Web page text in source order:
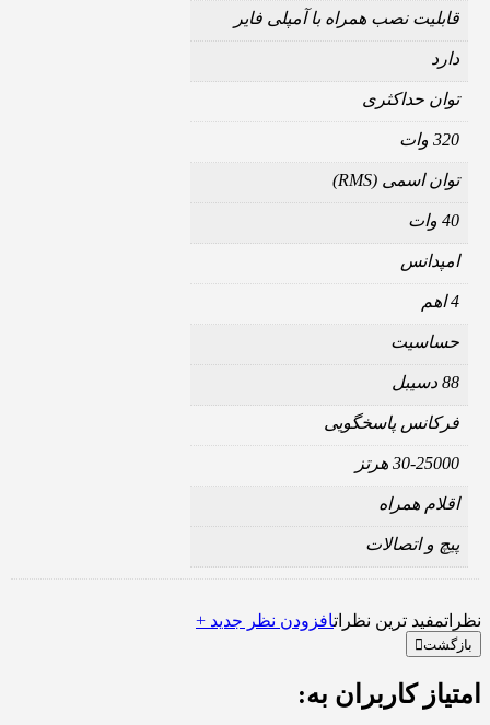
قابلیت نصب همراه با آمپلی فایر
دارد
توان حداکثری
320 وات
توان اسمی (RMS)
40 وات
امپدانس
4 اهم
حساسیت
88 دسیبل
فرکانس پاسخگویی
30-25000 هرتز
اقلام همراه
پیچ و اتصالات
نظراتمفید ترین نظراتافزودن نظر جدید +
بازگشت
امتیاز کاربران به: